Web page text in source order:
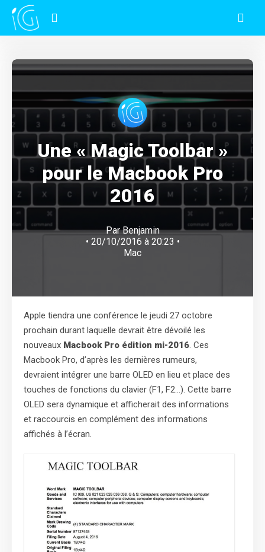
Une « Magic Toolbar »
pour le Macbook Pro
2016
ParBenjamin
• 20/10/2016 à 20:23 •
Mac
Apple tiendra une conférence le jeudi 27 octobre
prochain durant laquelle devrait être dévoilé les
nouveaux Macbook Pro édition mi-2016. Ces
Macbook Pro, d’après les dernières rumeurs,
devraient intégrer une barre OLED en lieu et place des
touches de fonctions du clavier (F1, F2…). Cette barre
OLED sera dynamique et afficherait des informations
et raccourcis en complément des informations
affichés à l’écran.